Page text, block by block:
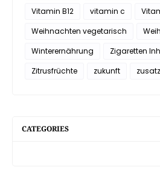
Vitamin B12
vitamin c
Weihnachten vegetarisch
Winterernährung
Zigaretten
Zitrusfrüchte
zukunft
CATEGORIES